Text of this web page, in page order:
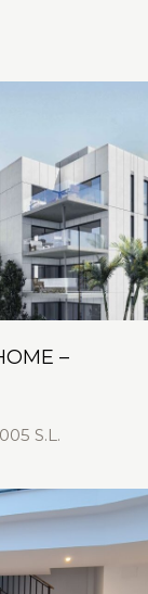
–
S.L.